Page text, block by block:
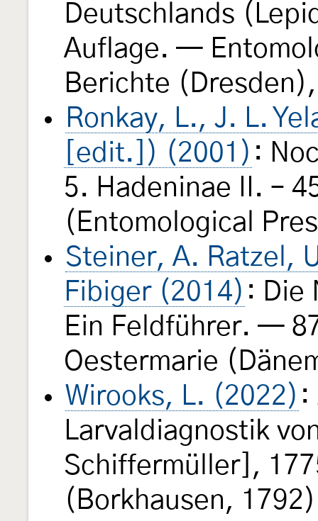
Deutschlands
Auflage. —
Berichte
Ronkay, L., J. L.
[edit.]) (2001) :
5. Hadeninae II. –
(Entomological
Steiner, A. Ratzel,
Fibiger (2014) : Die
Ein Feldführer. —
Oestermarie
Wirooks, L. (2022) :
Larvaldiagnostik
Schiffermüller],
(Borkhausen,